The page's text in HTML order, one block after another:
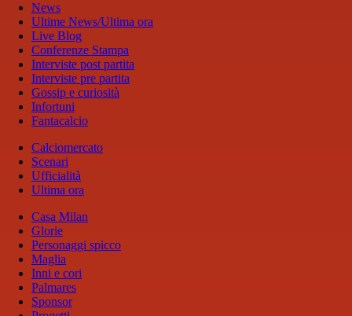
News
Ultime News/Ultima ora
Live Blog
Conferenze Stampa
Interviste post partita
Interviste pre partita
Gossip e curiosità
Infortuni
Fantacalcio
Calciomercato
Scenari
Ufficialità
Ultima ora
Casa Milan
Glorie
Personaggi spicco
Maglia
Inni e cori
Palmares
Sponsor